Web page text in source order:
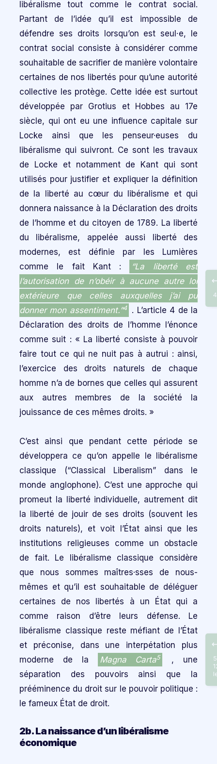
libéralisme tout comme le contrat social.
Partant de l’idée qu’il est impossible de
défendre ses droits lorsqu’on est seul⸱e, le
contrat social consiste à considérer comme
souhaitable de sacrifier de manière volontaire
certaines de nos libertés pour qu’une autorité
collective les protège. Cette idée est surtout
développée par Grotius et Hobbes au 17e
siècle, qui ont eu une influence capitale sur
Locke ainsi que les penseur·euses du
libéralisme qui suivront. Ce sont les travaux
de Locke et notamment de Kant qui sont
utilisés pour justifier et expliquer la définition
de la liberté au cœur du libéralisme et qui
donnera naissance à la Déclaration des droits
de l’homme et du citoyen de 1789. La liberté
du libéralisme, appelée aussi liberté des
modernes, est définie par les Lumières
comme le fait Kant :
“La liberté est
l’autorisation de n’obéir à aucune autre loi
extérieure que celles auxquelles j’ai pu
donner mon assentiment.”4
. L’article 4 de la
Déclaration des droits de l’homme l’énonce
comme suit : « La liberté consiste à pouvoir
faire tout ce qui ne nuit pas à autrui : ainsi,
l’exercice des droits naturels de chaque
homme n’a de bornes que celles qui assurent
aux autres membres de la société la
jouissance de ces mêmes droits. »
C’est ainsi que pendant cette période se
développera ce qu’on appelle le libéralisme
classique (“Classical Liberalism” dans le
monde anglophone). C’est une approche qui
promeut la liberté individuelle, autrement dit
la liberté de jouir de ses droits (souvent les
droits naturels), et voit l’État ainsi que les
institutions religieuses comme un obstacle
de fait. Le libéralisme classique considère
que nous sommes maîtres·sses de nous-
mêmes et qu’il est souhaitable de déléguer
certaines de nos libertés à un État qui a
comme raison d’être leurs défense. Le
libéralisme classique reste méfiant de l’État
et préconise, dans une interpétation plus
moderne de la
Magna Carta5
, une
séparation des pouvoirs ainsi que la
prééminence du droit sur le pouvoir politique :
le fameux État de droit.
2b. La naissance d’un libéralisme
économique